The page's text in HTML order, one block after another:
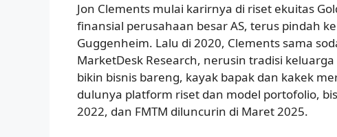
Jon Clements mulai karirnya di riset ekuitas
finansial perusahaan besar AS, terus pindah ke
Guggenheim. Lalu di 2020, Clements sama
MarketDesk Research, nerusin tradisi
bikin bisnis bareng, kayak bapak dan kakek
dulunya platform riset dan model portofolio,
2022, dan FMTM diluncurin di Maret 2025.